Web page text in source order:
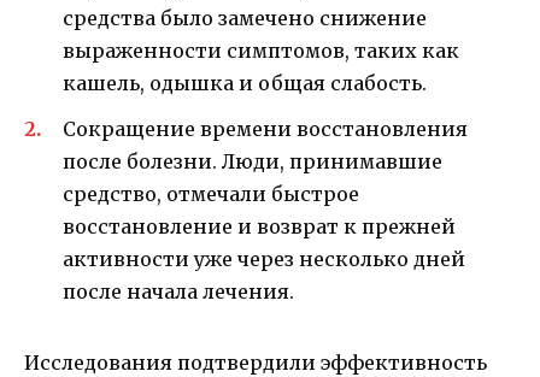
средства было замечено снижение
выраженности симптомов, таких как
кашель, одышка и общая слабость.
Сокращение времени восстановления
после болезни. Люди, принимавшие
средство, отмечали быстрое
восстановление и возврат к прежней
активности уже через несколько дней
после начала лечения.
Исследования подтвердили эффективность